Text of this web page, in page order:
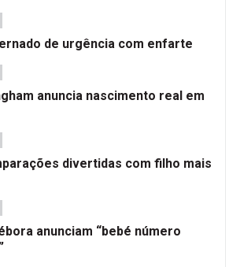
de urgência com enfarte
anuncia nascimento real em
divertidas com filho mais
anunciam “bebé número